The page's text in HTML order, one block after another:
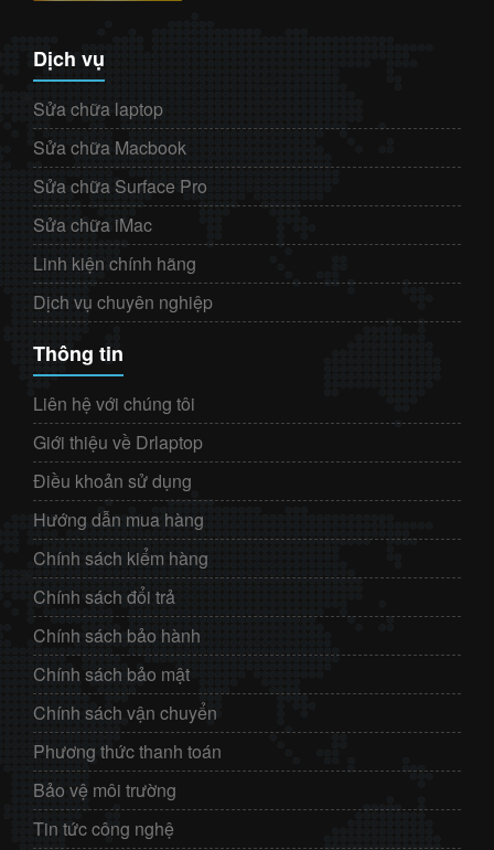
Dịch vụ
Sửa chữa laptop
Sửa chữa Macbook
Sửa chữa Surface Pro
Sửa chữa iMac
Linh kiện chính hãng
Dịch vụ chuyên nghiệp
Thông tin
Liên hệ với chúng tôi
Giới thiệu về Drlaptop
Điều khoản sử dụng
Hướng dẫn mua hàng
Chính sách kiểm hàng
Chính sách đổi trả
Chính sách bảo hành
Chính sách bảo mật
Chính sách vận chuyển
Phương thức thanh toán
Bảo vệ môi trường
Tin tức công nghệ